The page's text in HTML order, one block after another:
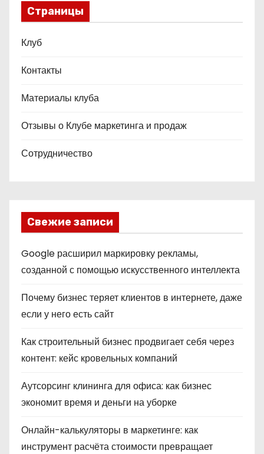
Страницы
Клуб
Контакты
Материалы клуба
Отзывы о Клубе маркетинга и продаж
Сотрудничество
Свежие записи
Google расширил маркировку рекламы,
созданной с помощью искусственного интеллекта
Почему бизнес теряет клиентов в интернете, даже
если у него есть сайт
Как строительный бизнес продвигает себя через
контент: кейс кровельных компаний
Аутсорсинг клининга для офиса: как бизнес
экономит время и деньги на уборке
Онлайн-калькуляторы в маркетинге: как
инструмент расчёта стоимости превращает